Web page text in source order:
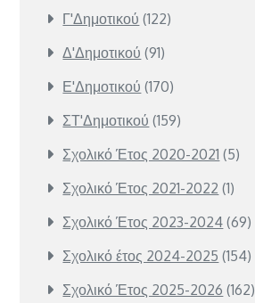
Γ'Δημοτικού (122)
Δ'Δημοτικού (91)
Ε'Δημοτικού (170)
ΣΤ'Δημοτικού (159)
Σχολικό Έτος 2020-2021 (5)
Σχολικό Έτος 2021-2022 (1)
Σχολικό Έτος 2023-2024 (69)
Σχολικό έτος 2024-2025 (154)
Σχολικό Έτος 2025-2026 (162)